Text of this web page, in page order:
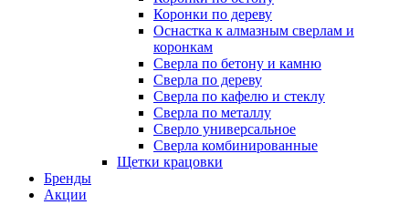
Коронки по дереву
Оснастка к алмазным сверлам и
коронкам
Сверла по бетону и камню
Сверла по дереву
Сверла по кафелю и стеклу
Сверла по металлу
Сверло универсальное
Сверла комбинированные
Щетки крацовки
Бренды
Акции